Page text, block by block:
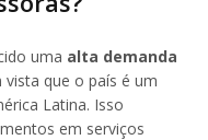
uma alta demanda
vista que o país é um
Latina. Isso
em serviços